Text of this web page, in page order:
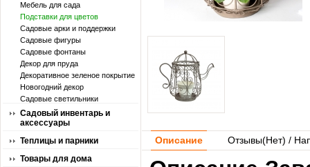
Мебель для сада
Подставки для цветов
Садовые арки и поддержки
Садовые фигуры
Садовые фонтаны
Декор для пруда
Декоративное зеленое покрытие
Новогодний декор
Садовые светильники
Садовый инвентарь и
аксессуары
Теплицы и парники
Товары для дома
Описание Отзывы(Нет) /